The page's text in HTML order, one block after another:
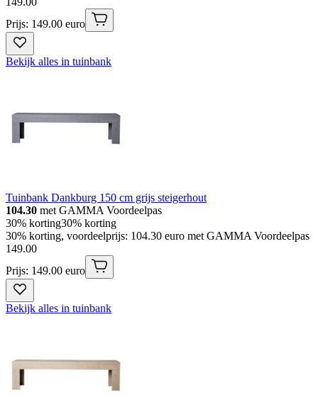
Prijs: 149.00 euro
Bekijk alles in tuinbank
Tuinbank Dankburg 150 cm grijs steigerhout
104.30 met GAMMA Voordeelpas
30% korting30% korting
30% korting, voordeelprijs: 104.30 euro met GAMMA Voordeelpas
149.00
Prijs: 149.00 euro
Bekijk alles in tuinbank